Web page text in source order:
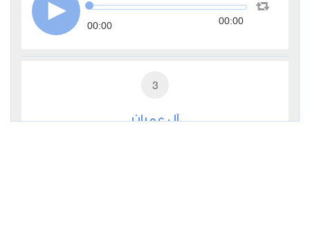
00:00 00:00
3
آل عمران